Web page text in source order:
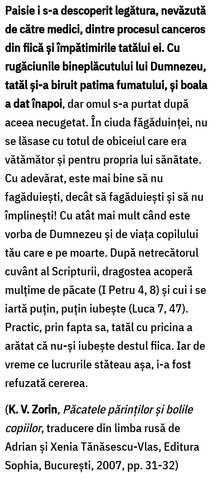
Paisie i s-a descoperit legătura, nevăzută
de către medici, dintre procesul canceros
din fiică şi împătimirile tatălui ei. Cu
rugăciunile bineplăcutului lui Dumnezeu,
tatăl şi-a biruit patima fumatului, şi boala
a dat înapoi, dar omul s-a purtat după
aceea necugetat. În ciuda făgăduinţei, nu
se lăsase cu totul de obiceiul care era
vătămător şi pentru propria lui sănătate.
Cu adevărat, este mai bine să nu
fagăduieşti, decât să fagăduieşti şi să nu
împlineşti! Cu atât mai mult când este
vorba de Dumnezeu şi de viaţa copilului
tău care e pe moarte. După netrecătorul
cuvânt al Scripturii, dragostea acoperă
mulţime de păcate (I Petru 4, 8) şi cui i se
iartă puţin, puţin iubeşte (Luca 7, 47).
Practic, prin fapta sa, tatăl cu pricina a
arătat că nu-şi iubeşte destul fiica. Iar de
vreme ce lucrurile stăteau aşa, i-a fost
refuzată cererea.
(K. V. Zorin, Păcatele părinţilor şi bolile
copiilor, traducere din limba rusă de
Adrian şi Xenia Tănăsescu-Vlas, Editura
Sophia, Bucureşti, 2007, pp. 31-32)